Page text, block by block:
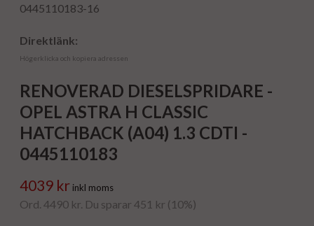
0445110183-16
Direktlänk:
Högerklicka och kopiera adressen
RENOVERAD DIESELSPRIDARE -
OPEL ASTRA H CLASSIC
HATCHBACK (A04) 1.3 CDTI -
0445110183
4039 kr inkl moms
Ord. 4490 kr. Du sparar 451 kr (10%)